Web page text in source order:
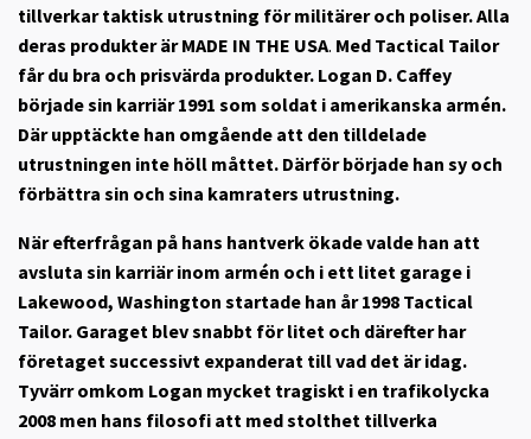
tillverkar taktisk utrustning för militärer och poliser. Alla
deras produkter är MADE IN THE USA. Med Tactical Tailor
får du bra och prisvärda produkter. Logan D. Caffey
började sin karriär 1991 som soldat i amerikanska armén.
Där upptäckte han omgående att den tilldelade
utrustningen inte höll måttet. Därför började han sy och
förbättra sin och sina kamraters utrustning.
När efterfrågan på hans hantverk ökade valde han att
avsluta sin karriär inom armén och i ett litet garage i
Lakewood, Washington startade han år 1998 Tactical
Tailor. Garaget blev snabbt för litet och därefter har
företaget successivt expanderat till vad det är idag.
Tyvärr omkom Logan mycket tragiskt i en trafikolycka
2008 men hans filosofi att med stolthet tillverka